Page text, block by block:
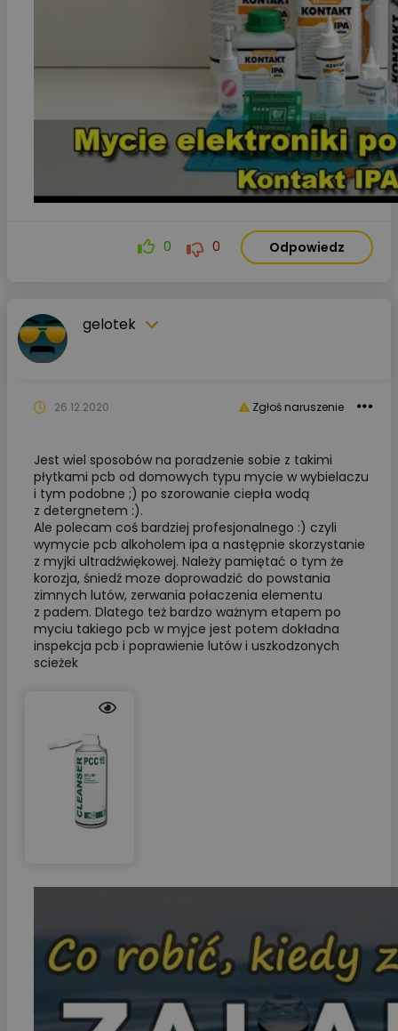
0 0 Odpowiedz
gelotek
Zgłoś naruszenie
26.12.2020
Jest wiel sposobów na poradzenie sobie z takimi
płytkami pcb od domowych typu mycie w wybielaczu
i tym podobne ;) po szorowanie ciepła wodą
z detergnetem :).
Ale polecam coś bardziej profesjonalnego :) czyli
wymycie pcb alkoholem ipa a następnie skorzystanie
z myjki ultradźwiękowej. Należy pamiętać o tym że
korozja, śniedź moze doprowadzić do powstania
zimnych lutów, zerwania połaczenia elementu
z padem. Dlatego też bardzo ważnym etapem po
myciu takiego pcb w myjce jest potem dokładna
inspekcja pcb i poprawienie lutów i uszkodzonych
scieżek